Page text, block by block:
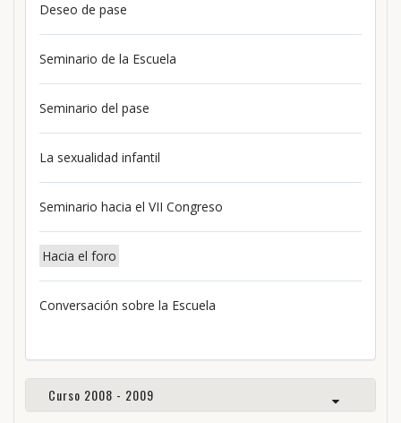
Deseo de pase
Seminario de la Escuela
Seminario del pase
La sexualidad infantil
Seminario hacia el VII Congreso
Hacia el foro
Conversación sobre la Escuela
Curso 2008 - 2009